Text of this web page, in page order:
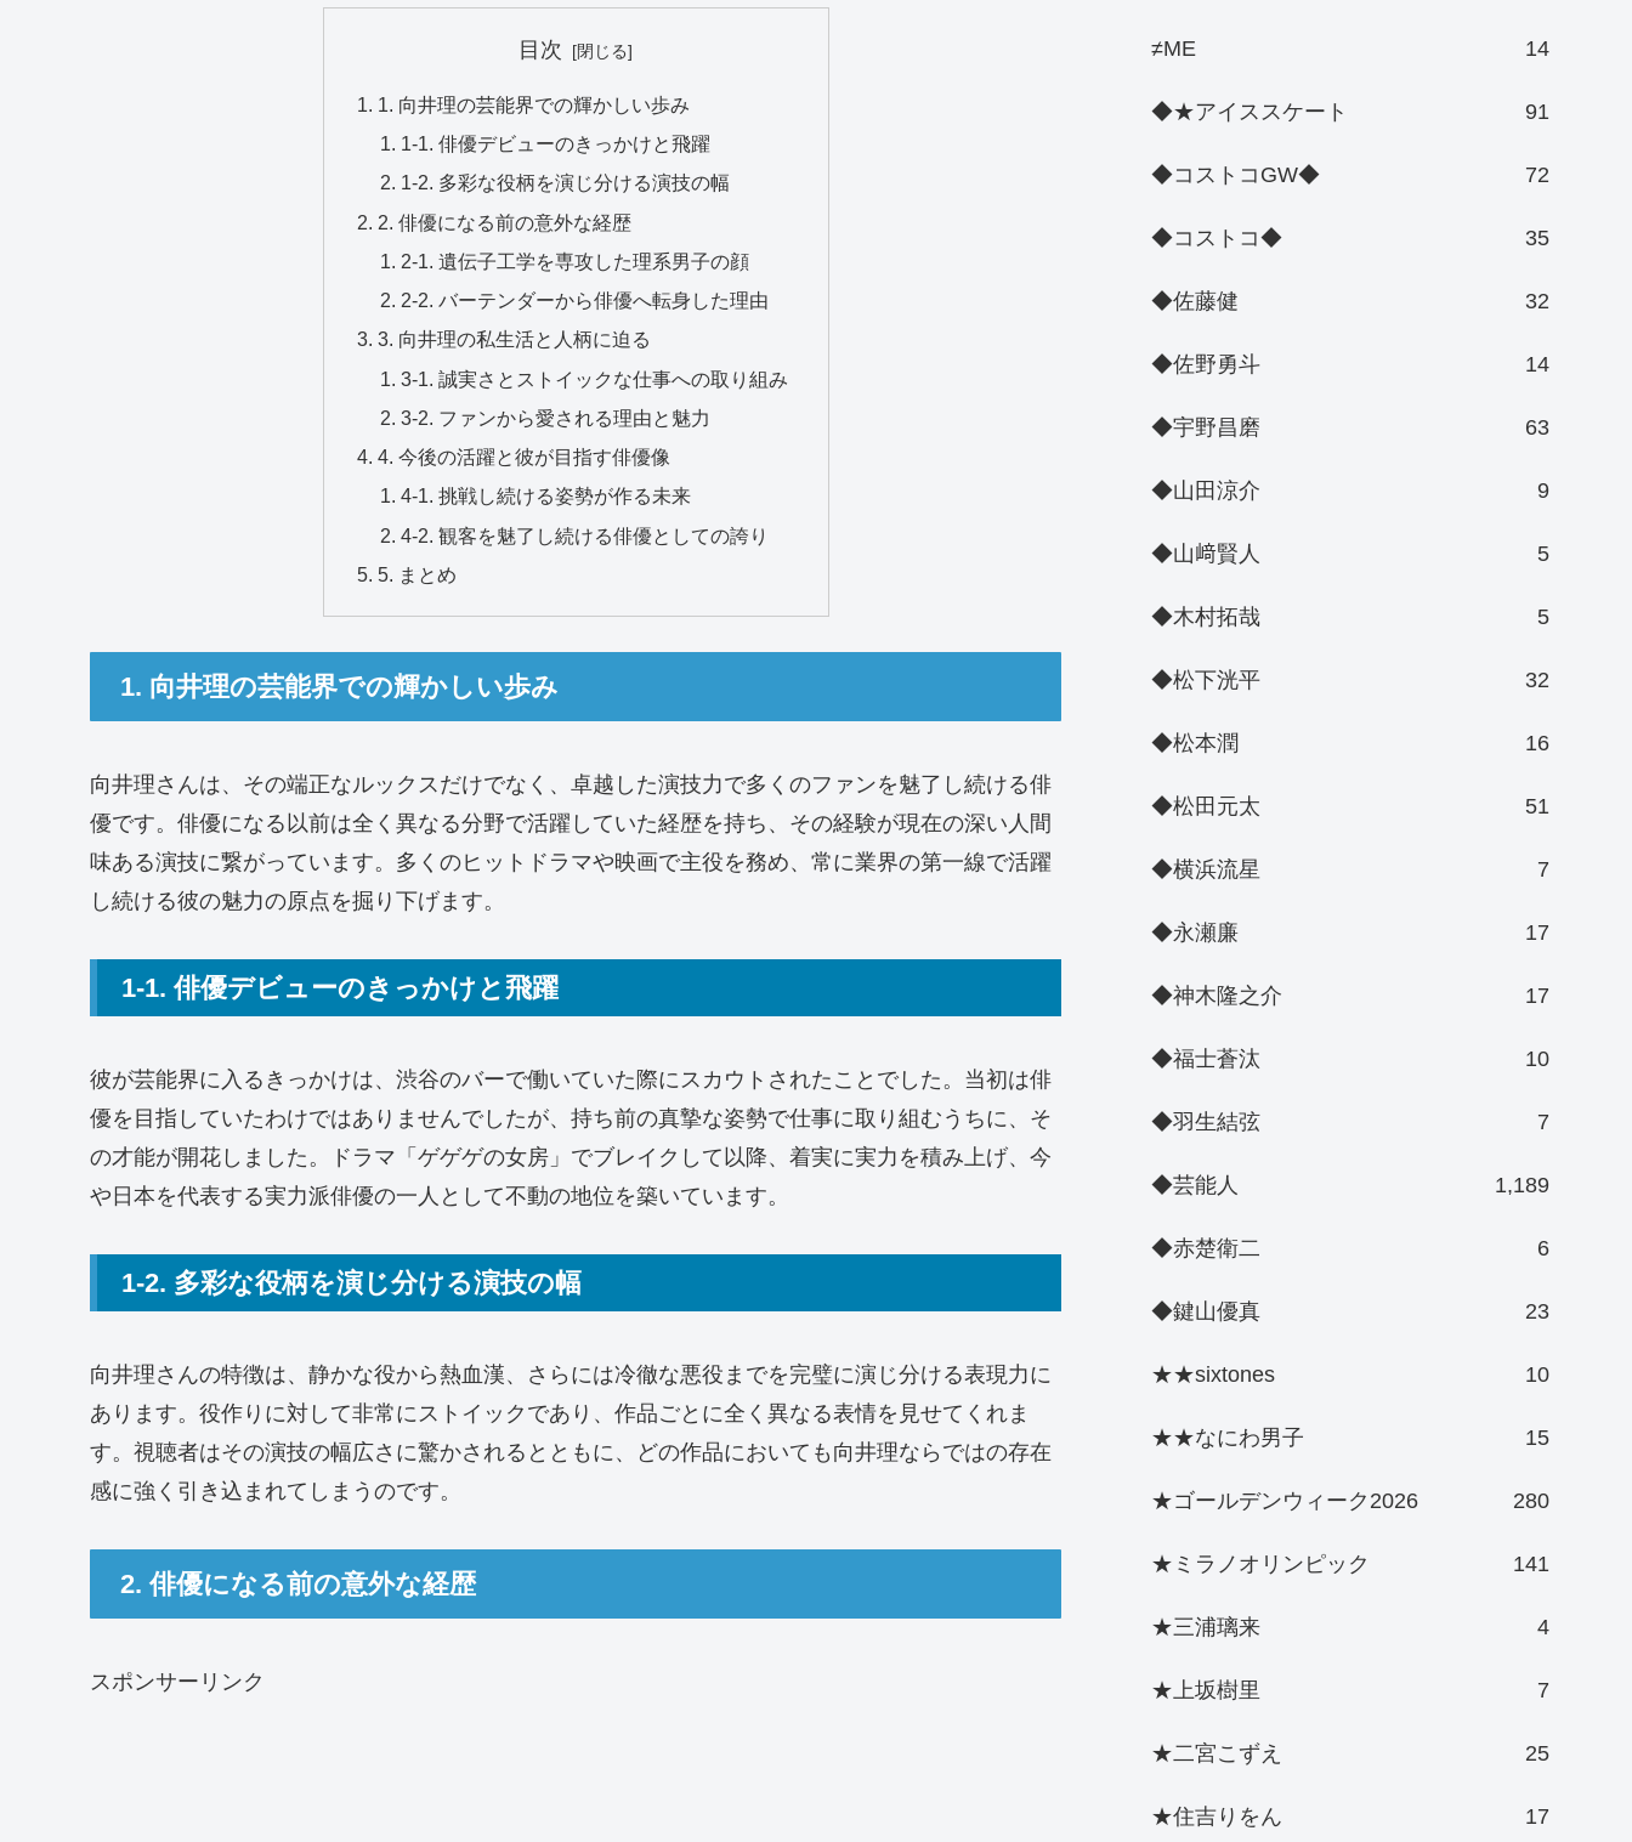
目次
1. 向井理の芸能界での輝かしい歩み
1-1. 俳優デビューのきっかけと飛躍
1-2. 多彩な役柄を演じ分ける演技の幅
2. 俳優になる前の意外な経歴
2-1. 遺伝子工学を専攻した理系男子の顔
2-2. バーテンダーから俳優へ転身した理由
3. 向井理の私生活と人柄に迫る
3-1. 誠実さとストイックな仕事への取り組み
3-2. ファンから愛される理由と魅力
4. 今後の活躍と彼が目指す俳優像
4-1. 挑戦し続ける姿勢が作る未来
4-2. 観客を魅了し続ける俳優としての誇り
5. まとめ
1. 向井理の芸能界での輝かしい歩み
向井理さんは、その端正なルックスだけでなく、卓越した演技力で多くのファンを魅了し続ける俳
優です。俳優になる以前は全く異なる分野で活躍していた経歴を持ち、その経験が現在の深い人間
味ある演技に繋がっています。多くのヒットドラマや映画で主役を務め、常に業界の第一線で活躍
し続ける彼の魅力の原点を掘り下げます。
1-1. 俳優デビューのきっかけと飛躍
彼が芸能界に入るきっかけは、渋谷のバーで働いていた際にスカウトされたことでした。当初は俳
優を目指していたわけではありませんでしたが、持ち前の真摯な姿勢で仕事に取り組むうちに、そ
の才能が開花しました。ドラマ「ゲゲゲの女房」でブレイクして以降、着実に実力を積み上げ、今
や日本を代表する実力派俳優の一人として不動の地位を築いています。
1-2. 多彩な役柄を演じ分ける演技の幅
向井理さんの特徴は、静かな役から熱血漢、さらには冷徹な悪役までを完璧に演じ分ける表現力に
あります。役作りに対して非常にストイックであり、作品ごとに全く異なる表情を見せてくれま
す。視聴者はその演技の幅広さに驚かされるとともに、どの作品においても向井理ならではの存在
感に強く引き込まれてしまうのです。
2. 俳優になる前の意外な経歴
スポンサーリンク
≠ME 14
◆★アイススケート 91
◆コストコGW◆ 72
◆コストコ◆ 35
◆佐藤健 32
◆佐野勇斗 14
◆宇野昌磨 63
◆山田涼介 9
◆山﨑賢人 5
◆木村拓哉 5
◆松下洸平 32
◆松本潤 16
◆松田元太 51
◆横浜流星 7
◆永瀬廉 17
◆神木隆之介 17
◆福士蒼汰 10
◆羽生結弦 7
◆芸能人 1,189
◆赤楚衛二 6
◆鍵山優真 23
★★sixtones 10
★★なにわ男子 15
★ゴールデンウィーク2026 280
★ミラノオリンピック 141
★三浦璃来 4
★上坂樹里 7
★二宮こずえ 25
★住吉りをん 17